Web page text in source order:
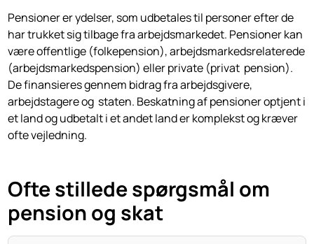
Pensioner er ydelser, som udbetales til personer efter de
har trukket sig tilbage fra arbejdsmarkedet. Pensioner kan
være offentlige (folkepension), arbejdsmarkedsrelaterede
(arbejdsmarkedspension) eller private (privat pension).
De finansieres gennem bidrag fra arbejdsgivere,
arbejdstagere og staten. Beskatning af pensioner optjent i
et land og udbetalt i et andet land er komplekst og kræver
ofte vejledning.
Ofte stillede spørgsmål om
pension og skat